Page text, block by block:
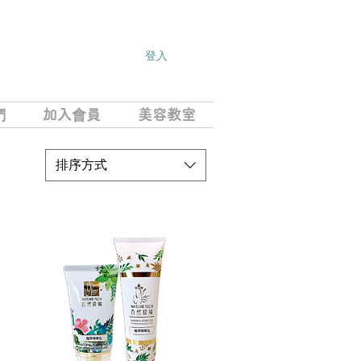
登入
加入會員 美容教室
排序方式